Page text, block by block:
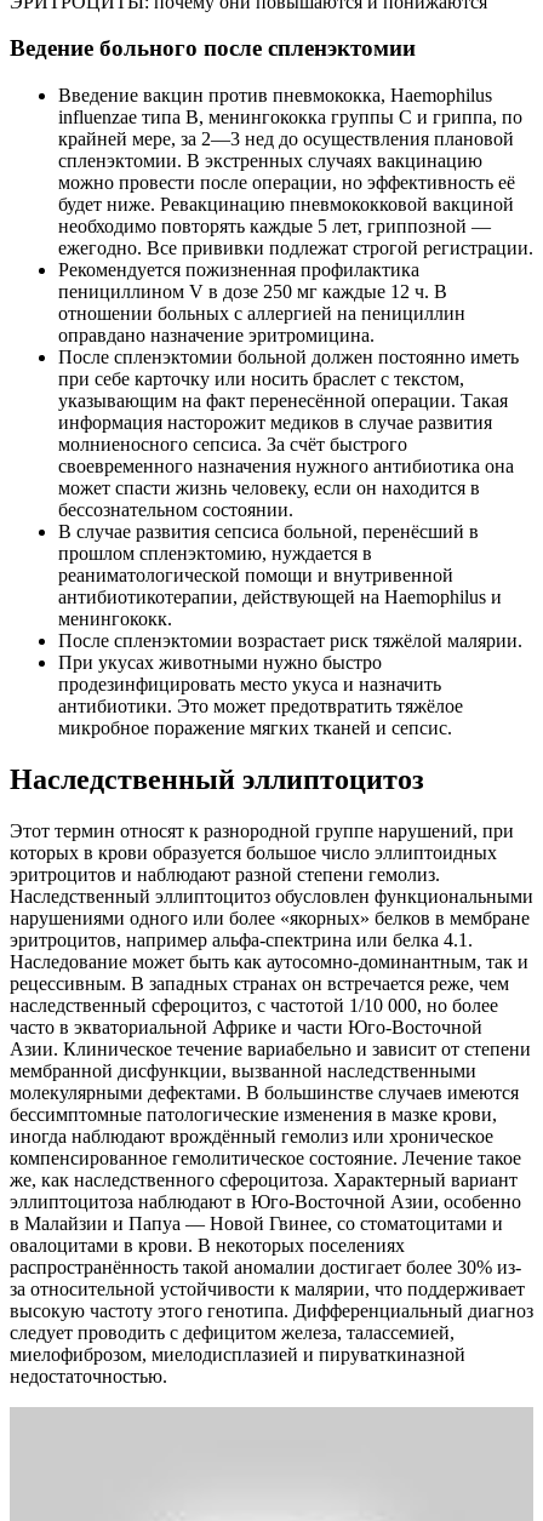
Ведение больного после спленэктомии
Введение вакцин против пневмококка, Haemophilus
influenzae типа В, менингококка группы С и гриппа, по
крайней мере, за 2—3 нед до осуществления плановой
спленэктомии. В экстренных случаях вакцинацию
можно провести после операции, но эффективность её
будет ниже. Ревакцинацию пневмококковой вакциной
необходимо повторять каждые 5 лет, гриппозной —
ежегодно. Все прививки подлежат строгой регистрации.
Рекомендуется пожизненная профилактика
пенициллином V в дозе 250 мг каждые 12 ч. В
отношении больных с аллергией на пенициллин
оправдано назначение эритромицина.
После спленэктомии больной должен постоянно иметь
при себе карточку или носить браслет с текстом,
указывающим на факт перенесённой операции. Такая
информация насторожит медиков в случае развития
молниеносного сепсиса. За счёт быстрого
своевременного назначения нужного антибиотика она
может спасти жизнь человеку, если он находится в
бессознательном состоянии.
В случае развития сепсиса больной, перенёсший в
прошлом спленэктомию, нуждается в
реаниматологической помощи и внутривенной
антибиотикотерапии, действующей на Haemophilus и
менингококк.
После спленэктомии возрастает риск тяжёлой малярии.
При укусах животными нужно быстро
продезинфицировать место укуса и назначить
антибиотики. Это может предотвратить тяжёлое
микробное поражение мягких тканей и сепсис.
Наследственный эллиптоцитоз
Этот термин относят к разнородной группе нарушений, при
которых в крови образуется большое число эллиптоидных
эритроцитов и наблюдают разной степени гемолиз.
Наследственный эллиптоцитоз обусловлен функциональными
нарушениями одного или более «якорных» белков в мембране
эритроцитов, например альфа-спектрина или белка 4.1.
Наследование может быть как аутосомно-доминантным, так и
рецессивным. В западных странах он встречается реже, чем
наследственный сфероцитоз, с частотой 1/10 000, но более
часто в экваториальной Африке и части Юго-Восточной
Азии. Клиническое течение вариабельно и зависит от степени
мембранной дисфункции, вызванной наследственными
молекулярными дефектами. В большинстве случаев имеются
бессимптомные патологические изменения в мазке крови,
иногда наблюдают врождённый гемолиз или хроническое
компенсированное гемолитическое состояние. Лечение такое
же, как наследственного сфероцитоза. Характерный вариант
эллиптоцитоза наблюдают в Юго-Восточной Азии, особенно
в Малайзии и Папуа — Новой Гвинее, со стоматоцитами и
овалоцитами в крови. В некоторых поселениях
распространённость такой аномалии достигает более 30% из-
за относительной устойчивости к малярии, что поддерживает
высокую частоту этого генотипа. Дифференциальный диагноз
следует проводить с дефицитом железа, талассемией,
миелофиброзом, миелодисплазией и пируваткиназной
недостаточностью.